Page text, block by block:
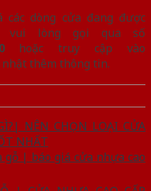
các dòng cửa đang được
vui lòng gọi qua số
hoặc truy cập vào
nhật thêm thông tin.
NÊN CHỌN LOẠI CỬA
NHẤT
| báo giá cửa nhựa cao